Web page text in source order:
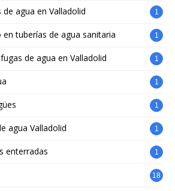
agua en Valladolid 1
tuberías de agua sanitaria 1
de agua en Valladolid 1
1
1
agua Valladolid 1
enterradas 1
18